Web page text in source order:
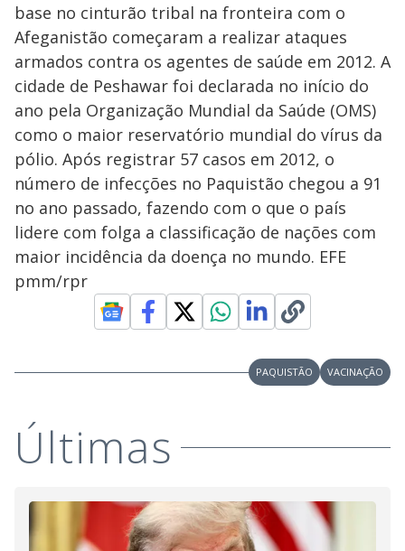
base no cinturão tribal na fronteira com o
Afeganistão começaram a realizar ataques
armados contra os agentes de saúde em 2012. A
cidade de Peshawar foi declarada no início do
ano pela Organização Mundial da Saúde (OMS)
como o maior reservatório mundial do vírus da
pólio. Após registrar 57 casos em 2012, o
número de infecções no Paquistão chegou a 91
no ano passado, fazendo com o que o país
lidere com folga a classificação de nações com
maior incidência da doença no mundo. EFE
pmm/rpr
PAQUISTÃO VACINAÇÃO
Últimas